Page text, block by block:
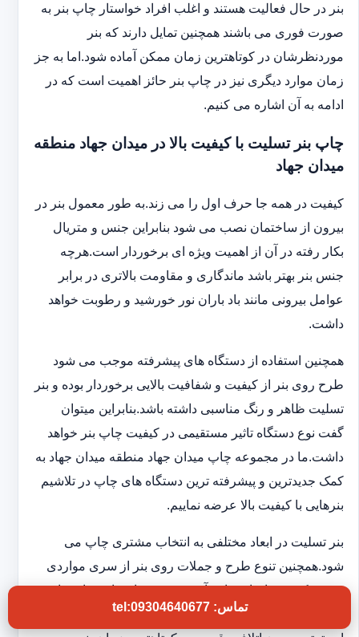
بنر در حال فعالیت هستند و اغلب افراد خواستار چاپ بنر به
صورت فوری می باشند همچنین تمایل دارند که بنر
موردنظرشان در کوتاهترین زمان ممکن آماده شود.اما به جز
زمان موارد دیگری نیز در چاپ بنر حائز اهمیت است که در
ادامه به آن اشاره می کنیم.
چاپ بنر تسلیت با کیفیت بالا در میدان جهاد منطقه
میدان جهاد
کیفیت در همه جا حرف اول را می زند.به طور معمول بنر در
بیرون از ساختمان نصب می شود بنابراین جنس و متریال
بکار رفته در آن از اهمیت ویژه ای برخوردار است.هرچه
جنس بنر بهتر باشد ماندگاری و مقاومت بالاتری در برابر
عوامل بیرونی مانند باد باران نور خورشید و رطوبت خواهد
داشت.
همچنین استفاده از دستگاه های پیشرفته موجب می شود
طرح روی بنر از کیفیت و شفافیت بالایی برخوردار بوده و بنر
تسلیت ظاهر و رنگ مناسبی داشته باشد.بنابراین میتوان
گفت نوع دستگاه تاثیر مستقیمی در کیفیت چاپ بنر خواهد
داشت.ما در مجموعه چاپ میدان جهاد منطقه میدان جهاد به
کمک جدیدترین و پیشرفته ترین دستگاه های چاپ در تلاشیم
بنرهایی با کیفیت بالا عرضه نماییم.
بنر تسلیت در ابعاد مختلفی به انتخاب مشتری چاپ می
شود.همچنین تنوع طرح و جملات روی بنر از سری مواردی
هستند که در چاپخانه ما به آن توجه ویژه ای داریم تا شما
بتوانید بنر تسلیتی با کیفیت و فوری در اختیار داشته باشید.به
تماس: tel:09304640677